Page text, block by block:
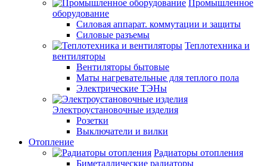
Промышленное
оборудование
Силовая аппарат. коммутации и защиты
Силовые разъемы
Теплотехника и
вентиляторы
Вентиляторы бытовые
Маты нагревательные для теплого пола
Электрические ТЭНы
Электроустановочные изделия
Розетки
Выключатели и вилки
Отопление
Радиаторы отопления
Биметаллические радиаторы